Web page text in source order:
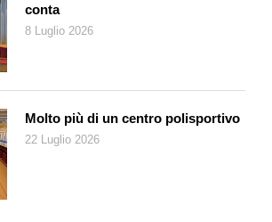
conta
8 Luglio 2026
Molto più di un centro polisportivo
22 Luglio 2026